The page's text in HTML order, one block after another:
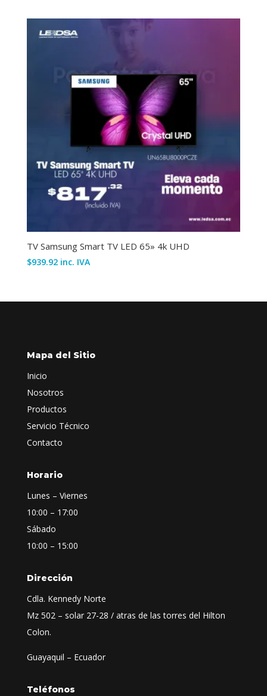
TV Samsung Smart TV LED 65» 4k UHD
$939.92 inc. IVA
Mapa del Sitio
Inicio
Nosotros
Productos
Servicio Técnico
Contacto
Horario
Lunes – Viernes
10:00 – 17:00
Sábado
10:00 – 15:00
Dirección
Cdla. Kennedy Norte
Mz 502 – solar 27-28 / atras de las torres del Hilton
Colon.
Guayaquil – Ecuador
Teléfonos